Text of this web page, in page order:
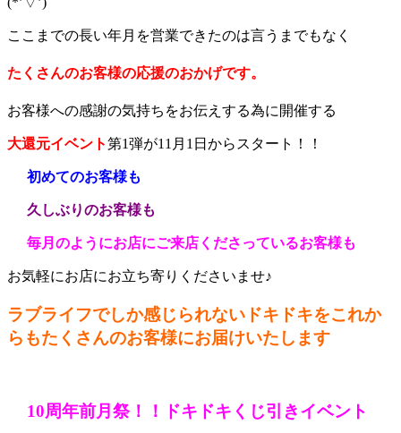
ここまでの長い年月を営業できたのは言うまでもなく
たくさんのお客様の応援のおかげです。
お客様への感謝の気持ちをお伝えする為に開催する
大還元イベント第1弾が11月1日からスタート！！
初めてのお客様も
久しぶりのお客様も
毎月のようにお店にご来店くださっているお客様も
お気軽にお店にお立ち寄りくださいませ♪
ラブライフでしか感じられないドキドキをこれか
らもたくさんのお客様にお届けいたします
10周年前月祭！！ドキドキくじ引きイベント